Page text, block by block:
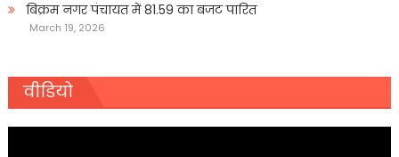
बिक्रम नगर पंचायत में 81.59 का बजट पारित
March 19, 2026
वीडियो